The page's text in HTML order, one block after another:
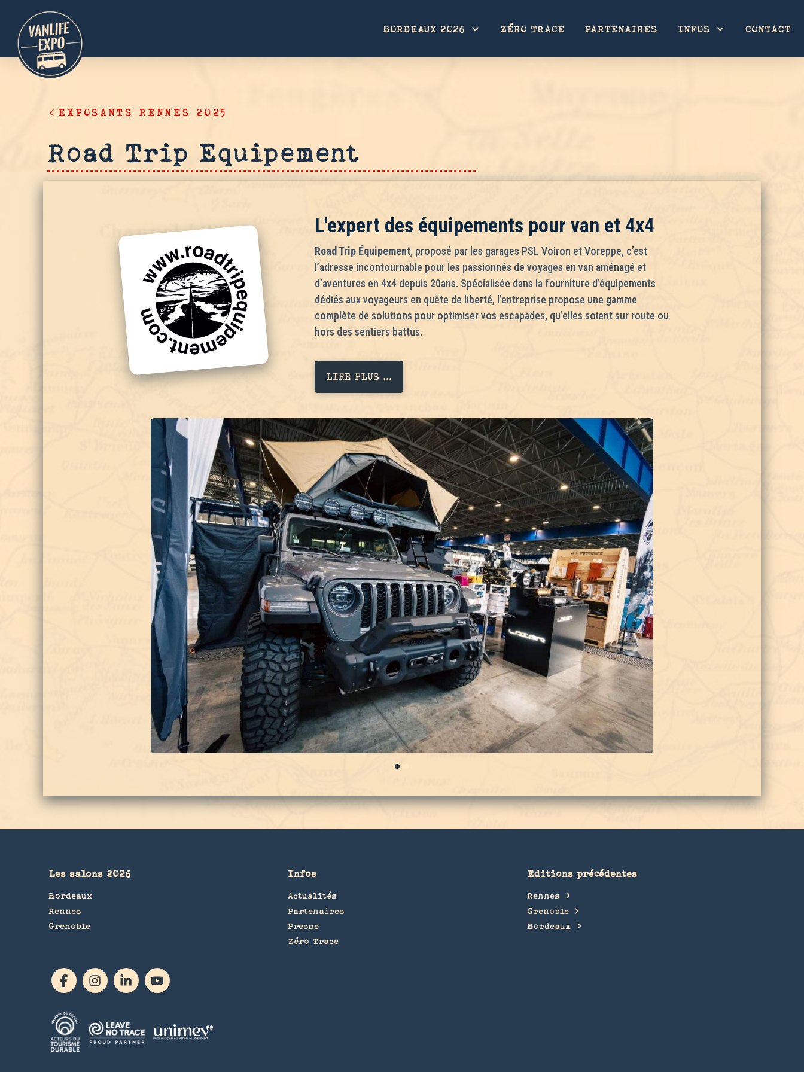
BORDEAUX 2026 ZÉRO TRACE PARTENAIRES INFOS CONTACT
EXPOSANTS RENNES 2025
Road Trip Equipement
L'expert des équipements pour van et 4x4
Road Trip Équipement, proposé par les garages PSL Voiron et Voreppe, c’est
l’adresse incontournable pour les passionnés de voyages en van aménagé et
d’aventures en 4x4 depuis 20ans. Spécialisée dans la fourniture d’équipements
dédiés aux voyageurs en quête de liberté, l’entreprise propose une gamme
complète de solutions pour optimiser vos escapades, qu’elles soient sur route ou
hors des sentiers battus.
LIRE PLUS ...
01
Les salons 2026
Bordeaux
Rennes
Grenoble
Infos
Actualités
Partenaires
Presse
Zéro Trace
Editions précédentes
Rennes
Grenoble
Bordeaux